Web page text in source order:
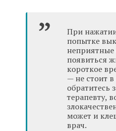
При
попытке
появиться
короткое
— не стоит
обратитесь
терапевту,
может и
врач.